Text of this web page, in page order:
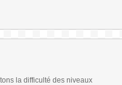
la difficulté des niveaux